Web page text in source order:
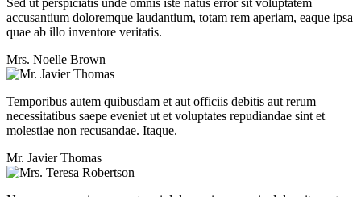
Sed ut perspiciatis unde omnis iste natus error sit voluptatem
accusantium doloremque laudantium, totam rem aperiam, eaque ipsa
quae ab illo inventore veritatis.
Mrs. Noelle Brown
Temporibus autem quibusdam et aut officiis debitis aut rerum
necessitatibus saepe eveniet ut et voluptates repudiandae sint et
molestiae non recusandae. Itaque.
Mr. Javier Thomas